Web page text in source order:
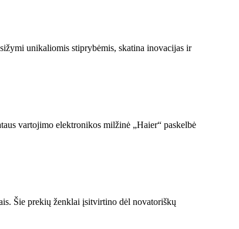
unikaliomis stiprybėmis, skatina inovacijas ir
vartojimo elektronikos milžinė „Haier“ paskelbė
Šie prekių ženklai įsitvirtino dėl novatoriškų